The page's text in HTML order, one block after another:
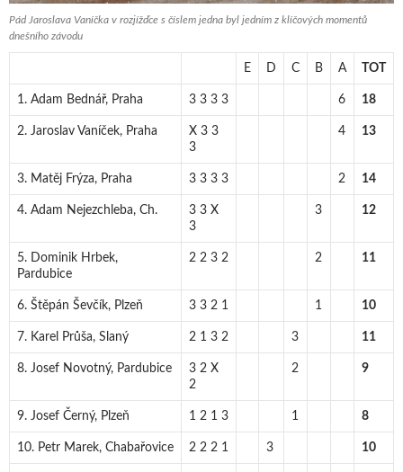
Pád Jaroslava Vaníčka v rozjížďce s číslem jedna byl jedním z klíčových momentů
dnešního závodu
E D C B A TOT
1. Adam Bednář, Praha 3 3 3 3 6 18
2. Jaroslav Vaníček, Praha
X 3 3
3
4 13
3. Matěj Frýza, Praha 3 3 3 3 2 14
4. Adam Nejezchleba, Ch.
3 3 X
3
3 12
5. Dominik Hrbek,
Pardubice
2 2 3 2 2 11
6. Štěpán Ševčík, Plzeň 3 3 2 1 1 10
7. Karel Průša, Slaný 2 1 3 2 3 11
8. Josef Novotný, Pardubice
3 2 X
2
2 9
9. Josef Černý, Plzeň 1 2 1 3 1 8
10. Petr Marek, Chabařovice 2 2 2 1 3 10